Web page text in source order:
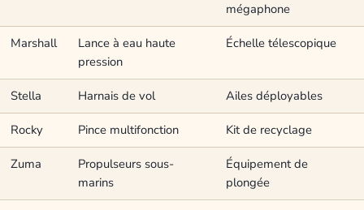
mégaphone
Marshall
Lance à eau haute
pression
Échelle télescopique
Stella Harnais de vol Ailes déployables
Rocky Pince multifonction Kit de recyclage
Zuma
Propulseurs sous-
marins
Équipement de
plongée